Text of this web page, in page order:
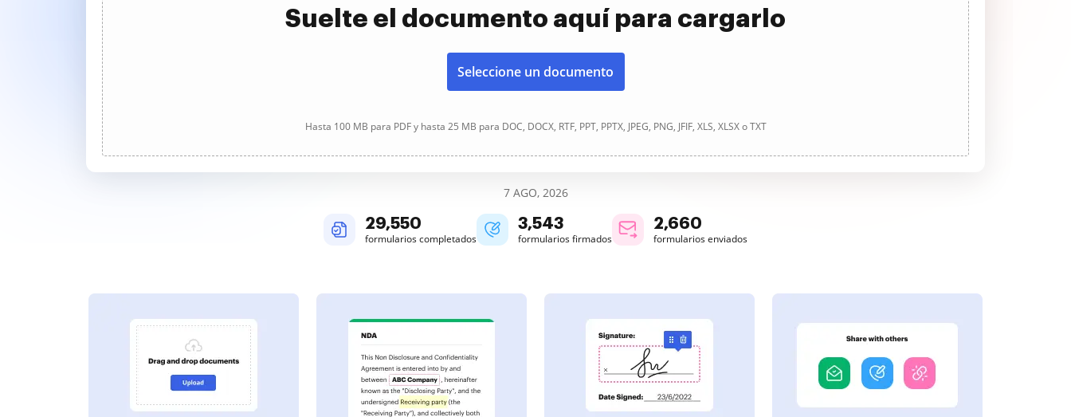
Suelte el documento aquí para cargarlo
Seleccione un documento
Hasta 100 MB para PDF y hasta 25 MB para DOC, DOCX, RTF, PPT, PPTX, JPEG, PNG, JFIF, XLS, XLSX o TXT
7 AGO, 2026
29,554
formularios completados
3,543
formularios firmados
2,660
formularios enviados